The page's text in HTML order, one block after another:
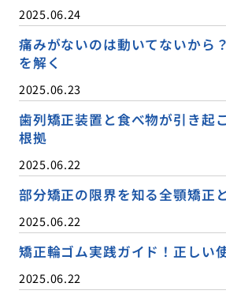
2025.06.24
痛みがないのは動いてないから
を解く
2025.06.23
歯列矯正装置と食べ物が引き起
根拠
2025.06.22
部分矯正の限界を知る全顎矯正
2025.06.22
矯正輪ゴム実践ガイド！正しい
2025.06.22